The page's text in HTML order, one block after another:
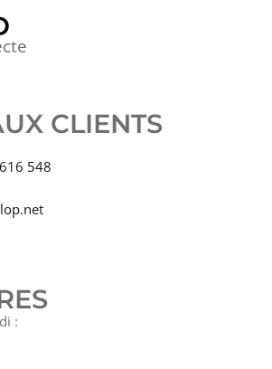
CLIENTS
548
: